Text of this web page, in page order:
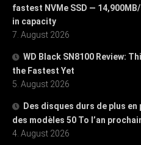
fastest NVMe SSD —
in capacity
7. August 2026
WD Black SN8100 Review:
the Fastest Yet
5. August 2026
Des disques durs de plus
des modèles 50 To l’an
4. August 2026